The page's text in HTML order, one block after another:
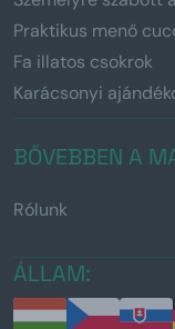
Praktikus menő
Fa illatos csokrok
Karácsonyi
BŐVEBBEN A
Rólunk
ÁLLAM: